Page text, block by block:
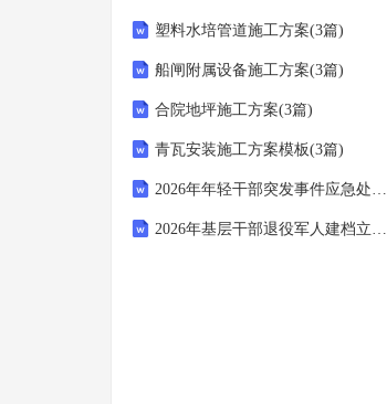
塑料水培管道施工方案(3篇)
船闸附属设备施工方案(3篇)
合院地坪施工方案(3篇)
青瓦安装施工方案模板(3篇)
2026年年轻干部突发事件应急处置与舆情引导常识问答
2026年基层干部退役军人建档立卡专项测试题集